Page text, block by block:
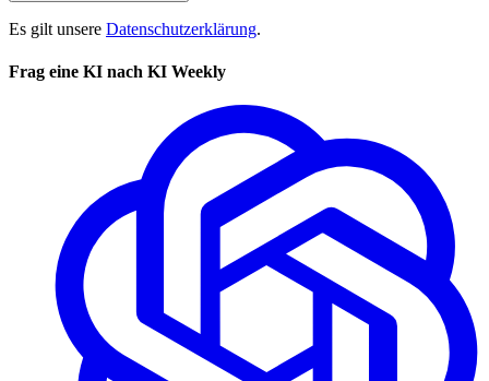
Es gilt unsere Datenschutzerklärung.
Frag eine KI nach KI Weekly